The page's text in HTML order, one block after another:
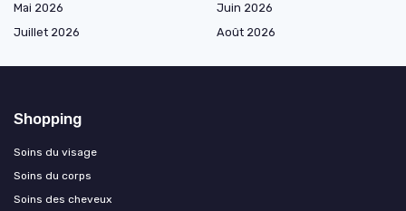
Mai 2026
Juin 2026
Juillet 2026
Août 2026
Shopping
Soins du visage
Soins du corps
Soins des cheveux